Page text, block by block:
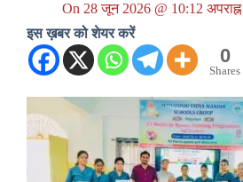
On 28 जून 2026 @ 10:12 अपराह्न
इस ख़बर को शेयर करें
0
Shares